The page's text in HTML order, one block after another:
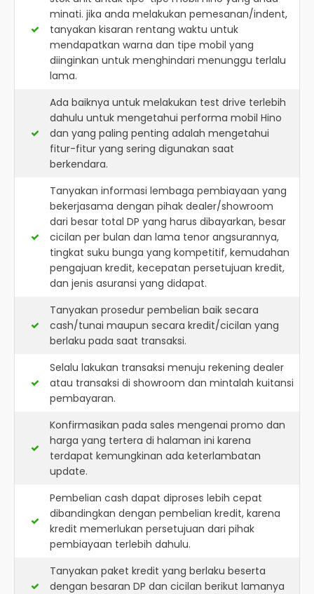
minati. jika anda melakukan pemesanan/indent,
tanyakan kisaran rentang waktu untuk
mendapatkan warna dan tipe mobil yang
diinginkan untuk menghindari menunggu terlalu
lama.
Ada baiknya untuk melakukan test drive terlebih
dahulu untuk mengetahui performa mobil Hino
dan yang paling penting adalah mengetahui
fitur-fitur yang sering digunakan saat
berkendara.
Tanyakan informasi lembaga pembiayaan yang
bekerjasama dengan pihak dealer/showroom
dari besar total DP yang harus dibayarkan, besar
cicilan per bulan dan lama tenor angsurannya,
tingkat suku bunga yang kompetitif, kemudahan
pengajuan kredit, kecepatan persetujuan kredit,
dan jenis asuransi yang didapat.
Tanyakan prosedur pembelian baik secara
cash/tunai maupun secara kredit/cicilan yang
berlaku pada saat transaksi.
Selalu lakukan transaksi menuju rekening dealer
atau transaksi di showroom dan mintalah kuitansi
pembayaran.
Konfirmasikan pada sales mengenai promo dan
harga yang tertera di halaman ini karena
terdapat kemungkinan ada keterlambatan
update.
Pembelian cash dapat diproses lebih cepat
dibandingkan dengan pembelian kredit, karena
kredit memerlukan persetujuan dari pihak
pembiayaan terlebih dahulu.
Tanyakan paket kredit yang berlaku beserta
dengan besaran DP dan cicilan berikut lamanya